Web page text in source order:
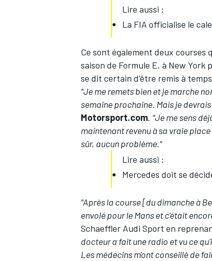
Lire aussi :
La FIA officialise le
Ce sont également deux courses
saison de Formule E, à New York
se dit certain d'être remis à
"Je me remets bien et je marche
semaine prochaine. Mais je
Motorsport.com. "Je me sens
maintenant revenu à sa vraie
sûr, aucun problème."
Lire aussi :
Mercedes doit se
"Après la course [du dimanche à
envolé pour le Mans et c'était
Schaeffler Audi Sport en
docteur a fait une radio et vu ce
Les médecins m'ont conseillé de